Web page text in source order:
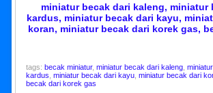
miniatur becak dari kaleng, miniatur
kardus, miniatur becak dari kayu,
koran, miniatur becak dari korek gas,
tags:becak miniatur,miniatur becak dari kaleng ,
kardus ,miniatur becak dari kayu ,miniatur becak dari
becak dari korek gas